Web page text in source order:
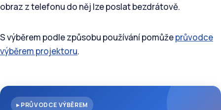
obraz z telefonu do něj lze poslat bezdrátově.
S výběrem podle způsobu používání pomůžeprůvodce
výběrem projektoru.
▸ PRŮVODCE VÝBĚREM